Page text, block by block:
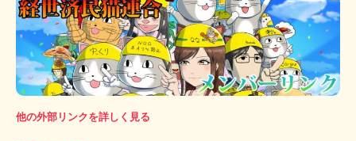
他の外部リンクを詳しく見る